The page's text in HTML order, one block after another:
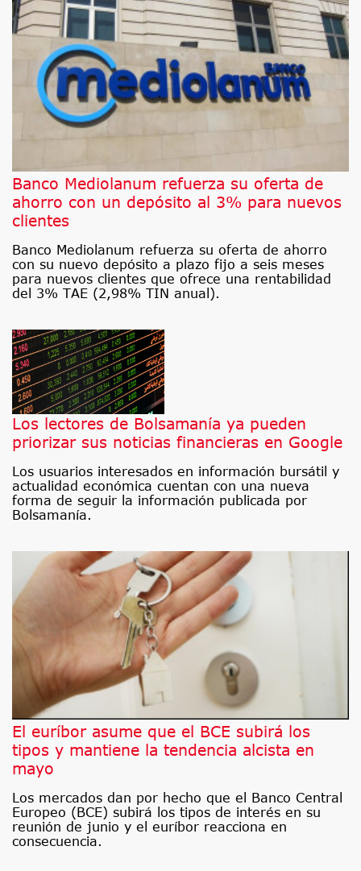
Banco Mediolanum refuerza su oferta de
ahorro con un depósito al 3% para nuevos
clientes
Banco Mediolanum refuerza su oferta de ahorro
con su nuevo depósito a plazo fijo a seis meses
para nuevos clientes que ofrece una rentabilidad
del 3% TAE (2,98% TIN anual).
Los lectores de Bolsamanía ya pueden
priorizar sus noticias financieras en Google
Los usuarios interesados en información bursátil y
actualidad económica cuentan con una nueva
forma de seguir la información publicada por
Bolsamanía.
El euríbor asume que el BCE subirá los
tipos y mantiene la tendencia alcista en
mayo
Los mercados dan por hecho que el Banco Central
Europeo (BCE) subirá los tipos de interés en su
reunión de junio y el euríbor reacciona en
consecuencia.